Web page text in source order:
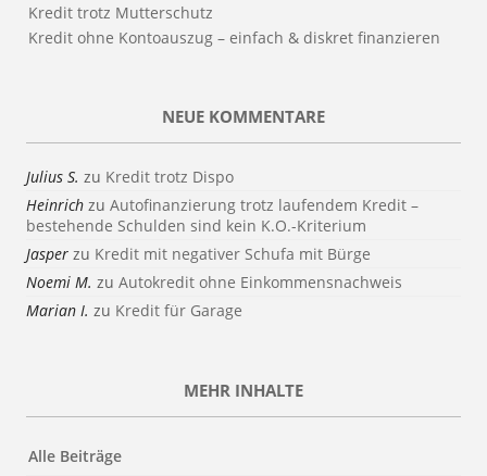
Kredit trotz Mutterschutz
Kredit ohne Kontoauszug – einfach & diskret finanzieren
NEUE KOMMENTARE
Julius S. zu Kredit trotz Dispo
Heinrich zu Autofinanzierung trotz laufendem Kredit –
bestehende Schulden sind kein K.O.-Kriterium
Jasper zu Kredit mit negativer Schufa mit Bürge
Noemi M. zu Autokredit ohne Einkommensnachweis
Marian I. zu Kredit für Garage
MEHR INHALTE
Alle Beiträge